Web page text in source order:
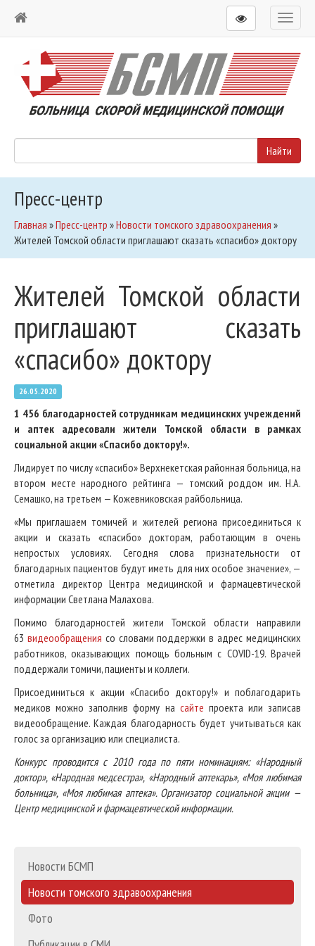
Toggle
Пресс-центр
Главная »Пресс-центр »Новости томского здравоохранения »
Жителей Томской области приглашают сказать «спасибо» доктору
Жителей Томской области
приглашают сказать
«спасибо» доктору
26.05.2020
1 456 благодарностей сотрудникам медицинских учреждений
и аптек адресовали жители Томской области в рамках
социальной акции «Спасибо доктору!».
Лидирует по числу «спасибо» Верхнекетская районная больница, на
втором месте народного рейтинга — томский роддом им. Н.А.
Семашко, на третьем — Кожевниковская райбольница.
«Мы приглашаем томичей и жителей региона присоединиться к
акции и сказать «спасибо» докторам, работающим в очень
непростых условиях. Сегодня слова признательности от
благодарных пациентов будут иметь для них особое значение», —
отметила директор Центра медицинской и фармацевтической
информации Светлана Малахова.
Помимо благодарностей жители Томской области направили
63 видеообращения со словами поддержки в адрес медицинских
работников, оказывающих помощь больным с COVID-19. Врачей
поддержали томичи, пациенты и коллеги.
Присоединиться к акции «Спасибо доктору!» и поблагодарить
медиков можно заполнив форму на сайте проекта или записав
видеообращение. Каждая благодарность будет учитываться как
голос за организацию или специалиста.
Конкурс проводится с 2010 года по пяти номинациям: «Народный
доктор», «Народная медсестра», «Народный аптекарь», «Моя любимая
больница», «Моя любимая аптека». Организатор социальной акции —
Центр медицинской и фармацевтической информации.
Новости БСМП
Новости томского здравоохранения
Фото